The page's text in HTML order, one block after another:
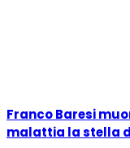
Franco Baresi
malattia la stella